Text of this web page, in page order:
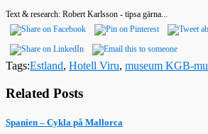
Text & research: Robert Karlsson - tipsa gärna...
Tags:Estland, Hotell Viru, museum KGB-
Related Posts
Spanien – Cykla på Mallorca